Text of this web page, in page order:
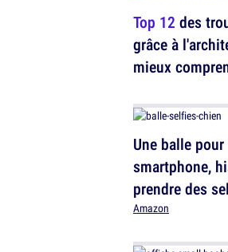
Top 12 des
grâce à
mieux
Une balle pour
smartphone,
prendre des
avec ton chien
Amazon